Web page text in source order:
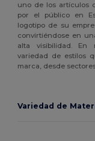
uno de los artículos
por el público en
logotipo de su
convirtiéndose en
alta visibilidad. En
variedad de estilos
marca, desde
Variedad de